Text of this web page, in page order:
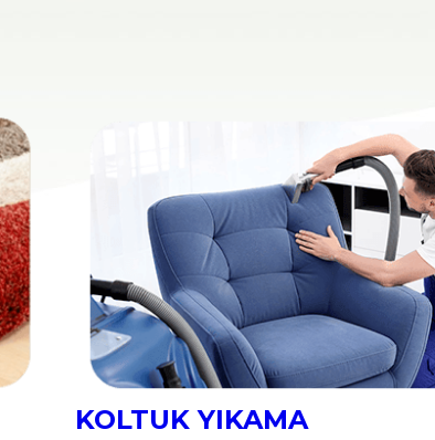
YATAK YIKAMA